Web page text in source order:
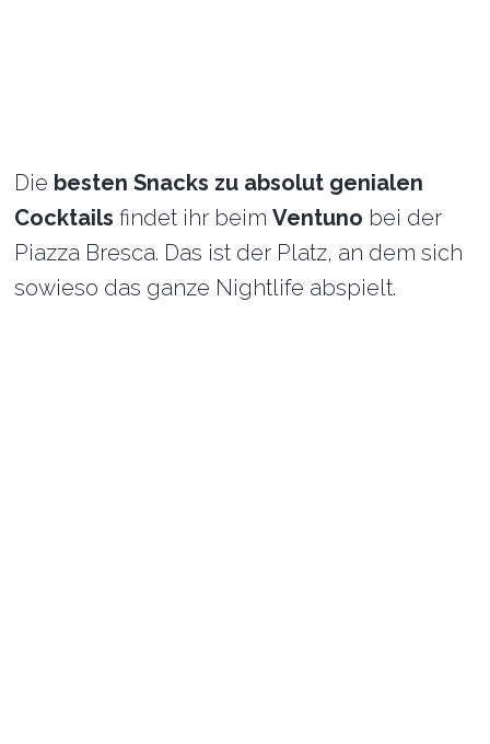
Die besten Snacks zu absolut genialen
Cocktails findet ihr beimVentuno bei der
Piazza Bresca. Das ist der Platz, an dem sich
sowieso das ganze Nightlife abspielt.